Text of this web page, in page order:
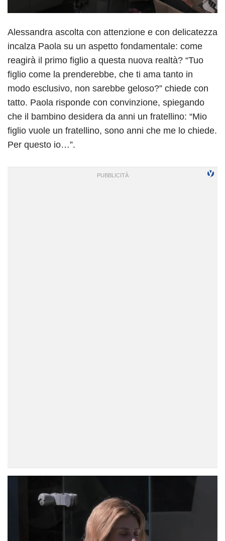
Alessandra ascolta con attenzione e con delicatezza
incalza Paola su un aspetto fondamentale: come
reagirà il primo figlio a questa nuova realtà? “Tuo
figlio come la prenderebbe, che ti ama tanto in
modo esclusivo, non sarebbe geloso?” chiede con
tatto. Paola risponde con convinzione, spiegando
che il bambino desidera da anni un fratellino: “Mio
figlio vuole un fratellino, sono anni che me lo chiede.
Per questo io…”.